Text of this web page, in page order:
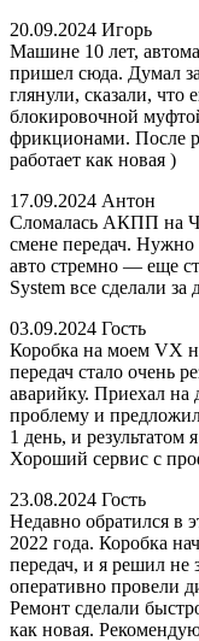
20.09.2024 Игорь
Машине 10 лет,
пришел сюда. Думал
глянули, сказали,
блокировочной
фрикционами. После
работает как новая )
17.09.2024 Антон
Сломалась АКПП на
смене передач. Нужно
авто стремно — еще
System все сделали
03.09.2024 Гость
Коробка на моем VX
передач стало очень
аварийку. Приехал на
проблему и
1 день, и результатом
Хороший сервис с
23.08.2024 Гость
Недавно обратился в
2022 года. Коробка
передач, и я решил не
оперативно провели
Ремонт сделали
как новая.